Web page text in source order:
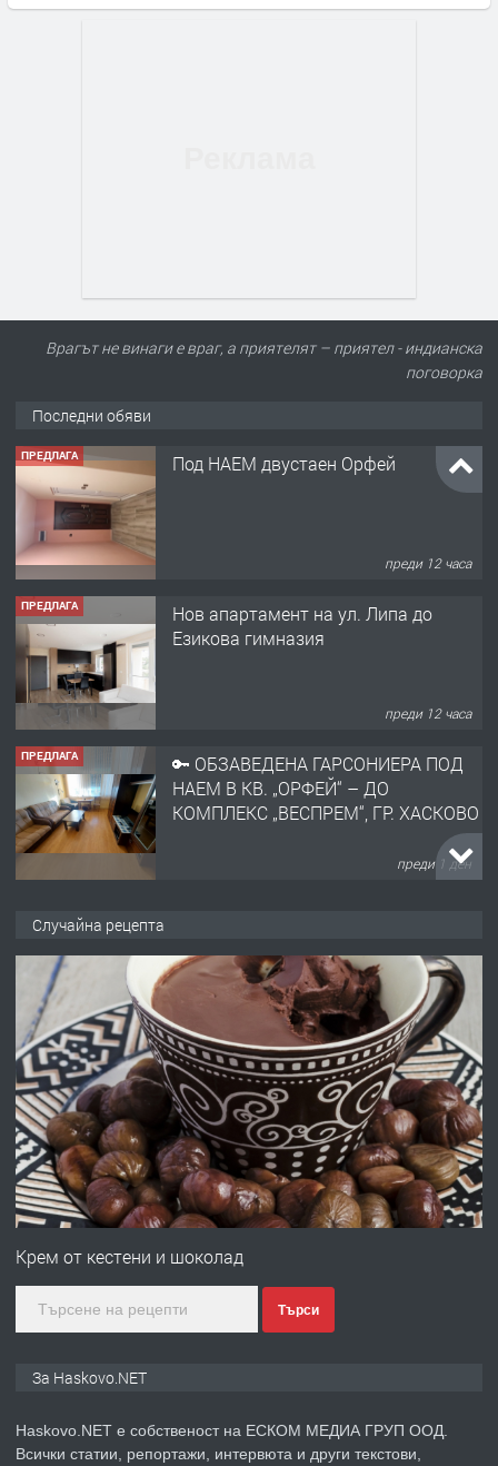
Врагът не винаги е враг, а приятелят – приятел - индианска
поговорка
Последни обяви
ПРЕДЛАГА Под НАЕМ двустаен Орфей
преди 12 часа
ПРЕДЛАГА
Нов апартамент на ул. Липа до
Езикова гимназия
преди 12 часа
ПРЕДЛАГА
🔑 ОБЗАВЕДЕНА ГАРСОНИЕРА ПОД
НАЕМ В КВ. „ОРФЕЙ“ – ДО
КОМПЛЕКС „ВЕСПРЕМ“, ГР. ХАСКОВО
преди 1 ден
АПАРТАМЕНТ В ЦЕНТЪРА НА ГР.
ХАСКОВО
преди 2 дни
ПРЕДЛАГА Давам гараж под наем
преди 2 дни
ПРЕДЛАГА
№4120 Магазин/Офис под наем в кв.
градската градина!
Случайна рецепта
Крем от кестени и шоколад
Търси
За Haskovo.NET
Haskovo.NET е собственост на ЕСКОМ МЕДИА ГРУП ООД.
Всички статии, репортажи, интервюта и други текстови,